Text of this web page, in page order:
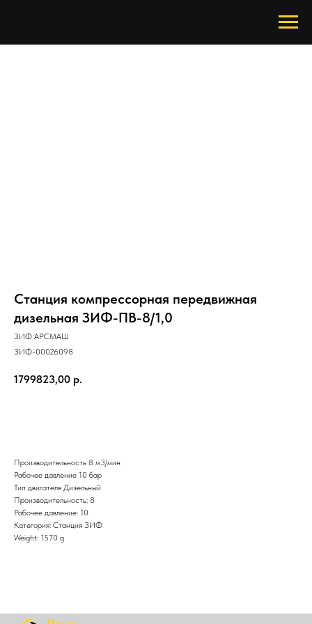
Станция компрессорная передвижная
дизельная ЗИФ-ПВ-8/1,0
ЗИФ АРСМАШ
ЗИФ-00026098
1799823,00 р.
Производительность 8 м3/мин
Рабочее давление 10 бар
Тип двигателя Дизельный
Производительность: 8
Рабочее давление: 10
Категория: Станция ЗИФ
Weight: 1570 g